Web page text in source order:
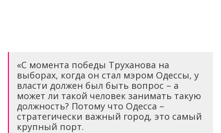
«С момента победы Труханова на
выборах, когда он стал мэром Одессы, у
власти должен был быть вопрос – а
может ли такой человек занимать такую
должность? Потому что Одесса –
стратегически важный город, это самый
крупный порт.